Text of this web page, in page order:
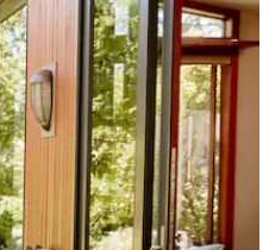
appuyant et en faisant glisser.